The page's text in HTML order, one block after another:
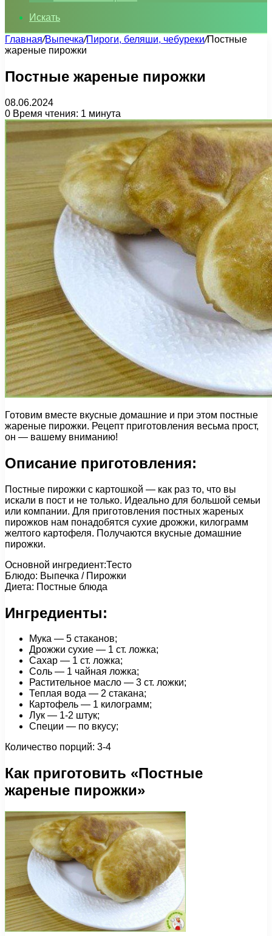
Искать
Главная/Выпечка/Пироги, беляши, чебуреки/Постные
жареные пирожки
Постные жареные пирожки
08.06.2024
0 Время чтения: 1 минута
Готовим вместе вкусные домашние и при этом постные
жареные пирожки. Рецепт приготовления весьма прост,
он — вашему вниманию!
Описание приготовления:
Постные пирожки с картошкой — как раз то, что вы
искали в пост и не только. Идеально для большой семьи
или компании. Для приготовления постных жареных
пирожков нам понадобятся сухие дрожжи, килограмм
желтого картофеля. Получаются вкусные домашние
пирожки.
Основной ингредиент:Тесто
Блюдо: Выпечка / Пирожки
Диета: Постные блюда
Ингредиенты:
Мука — 5 стаканов;
Дрожжи сухие — 1 ст. ложка;
Сахар — 1 ст. ложка;
Соль — 1 чайная ложка;
Растительное масло — 3 ст. ложки;
Теплая вода — 2 стакана;
Картофель — 1 килограмм;
Лук — 1-2 штук;
Специи — по вкусу;
Количество порций: 3-4
Как приготовить «Постные
жареные пирожки»